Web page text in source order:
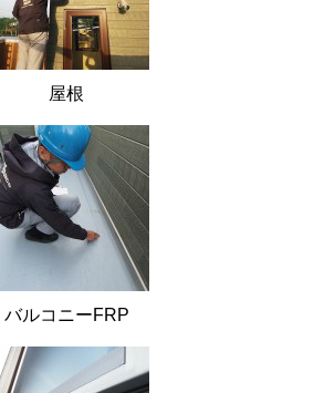
屋根
バルコニーFRP